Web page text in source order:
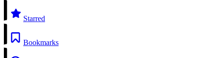
Starred
Bookmarks